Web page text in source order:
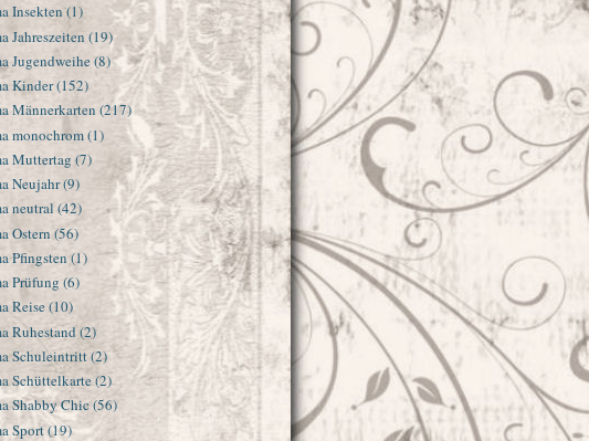
Insekten (1)
Jahreszeiten (19)
Jugendweihe (8)
Kinder(152)
Männerkarten (217)
monochrom(1)
Muttertag (7)
Neujahr(9)
neutral (42)
Ostern (56)
Pfingsten (1)
Prüfung (6)
Reise(10)
Ruhestand (2)
Schuleintritt(2)
Schüttelkarte(2)
Shabby Chic(56)
Sport(19)